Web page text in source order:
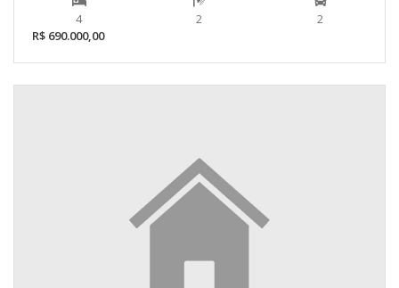
4 2
2
R$ 690.000,00